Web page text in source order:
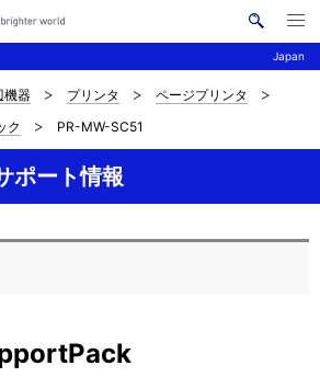
Japan
イ
メ
ニ
ュ
機器 プリンタ
ページプリンタ
ク PR-MW-SC51
ポート情報